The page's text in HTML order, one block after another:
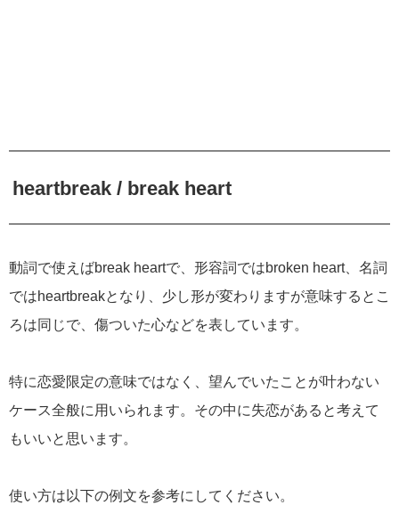
heartbreak / break heart
動詞で使えばbreak heartで、形容詞ではbroken heart、名詞
ではheartbreakとなり、少し形が変わりますが意味するとこ
ろは同じで、傷ついた心などを表しています。
特に恋愛限定の意味ではなく、望んでいたことが叶わない
ケース全般に用いられます。その中に失恋があると考えて
もいいと思います。
使い方は以下の例文を参考にしてください。